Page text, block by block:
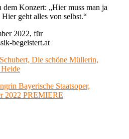
dem Konzert: „Hier muss man ja
geht alles von selbst.“
2022, für
begeistert.at
Die schöne Müllerin,
Bayerische Staatsoper,
2022 PREMIERE